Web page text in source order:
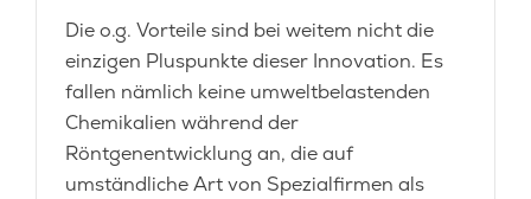
Die o.g. Vorteile sind bei weitem nicht die
einzigen Pluspunkte dieser Innovation. Es
fallen nämlich keine umweltbelastenden
Chemikalien während der
Röntgenentwicklung an, die auf
umständliche Art von Spezialfirmen als